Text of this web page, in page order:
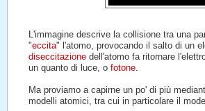
L'immagine descrive la collisione tra una
"eccita" l'atomo, provocando il salto di un
diseccitazionedell'atomo fa ritornare
un quanto di luce, o fotone.
Ma proviamo a capirne un po' di più
modelli atomici, tra cui in particolare il